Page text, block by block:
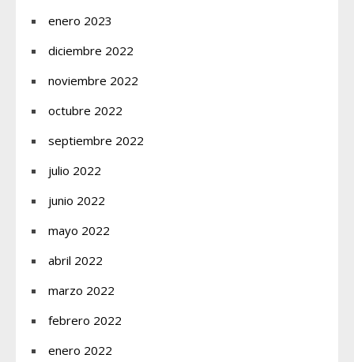
enero 2023
diciembre 2022
noviembre 2022
octubre 2022
septiembre 2022
julio 2022
junio 2022
mayo 2022
abril 2022
marzo 2022
febrero 2022
enero 2022